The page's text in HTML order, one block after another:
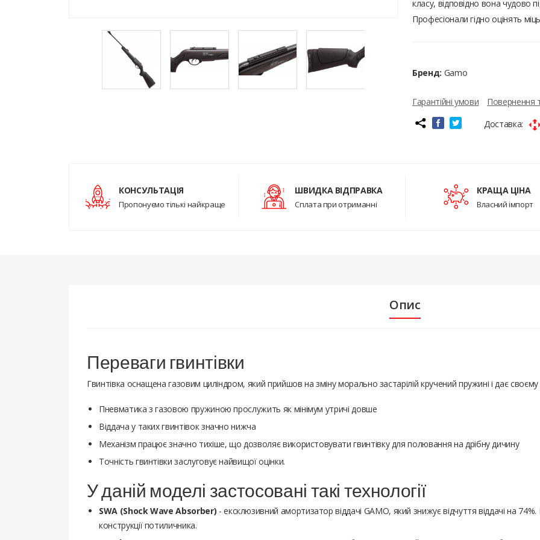
класу, відповідно вона чудово
Професіонали гідно оцінять
Бренд: Gamo
Гарантійні умови
Повернення
Доставка:
КОНСУЛЬТАЦІЯ
Пропонуємо тількі найкраще
ШВИДКА ВІДПРАВКА
Сплата при отриманні
КРАЩА ЦІНА
Власний імпорт
Опис
Переваги гвинтівки
Гвинтівка оснащена газовим циліндром, який прийшов на зміну морально застарілій кручений пружині і дає
Пневматика з газовою пружиною прослужить як мінімум утричі довше
Віддача у таких гвинтівок значно нижча
Механізм працює значно тихіше, що дозволяє використовувати гвинтівку для полювання на дрібну дичину
Точність гвинтівки заслуговує найвищої оцінки.
У даній моделі застосовані такі технології
SWA (Shock Wave Absorber) - ексклюзивний амортизатор віддачі GAMO, який знижує відчуття віддачі на
конструкції потиличника.